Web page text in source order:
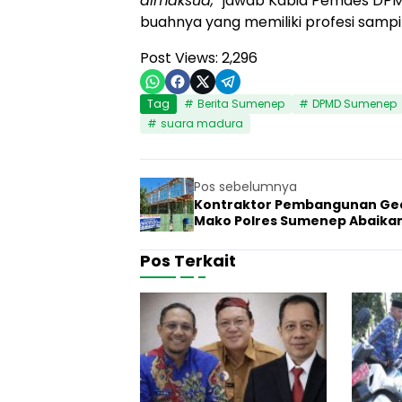
buahnya yang memiliki profesi
Post Views: 2,296
Tag Berita Sumenep DPMD Sumenep
suara madura
Pos sebelumnya
Kontraktor Pembangunan
Mako Polres Sumenep
Pos Terkait
e20 Februari